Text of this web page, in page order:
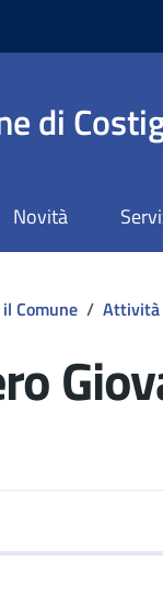
di
Novità
Comune / Attività